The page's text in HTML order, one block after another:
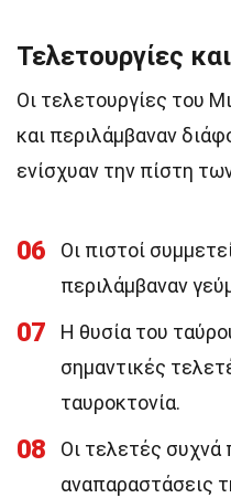
Τελετουργίες
Οι τελετουργίες του
και περιλάμβαναν
ενίσχυαν την πίστη
06
Οι πιστοί
περιλάμβαναν
07
Η θυσία του
σημαντικές
ταυροκτονία.
08
Οι τελετές συχνά
αναπαραστάσεις